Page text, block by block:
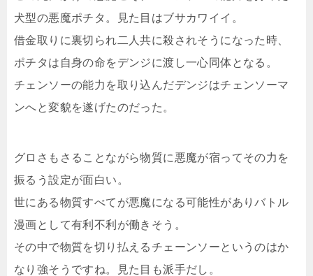
犬型の悪魔ポチタ。見た目はブサカワイイ。
借金取りに裏切られ二人共に殺されそうになった時、
ポチタは自身の命をデンジに渡し一心同体となる。
チェンソーの能力を取り込んだデンジはチェンソーマ
ンへと変貌を遂げたのだった。
グロさもさることながら物質に悪魔が宿ってその力を
振るう設定が面白い。
世にある物質すべてが悪魔になる可能性がありバトル
漫画として有利不利が働きそう。
その中で物質を切り払えるチェーンソーというのはか
なり強そうですね。見た目も派手だし。